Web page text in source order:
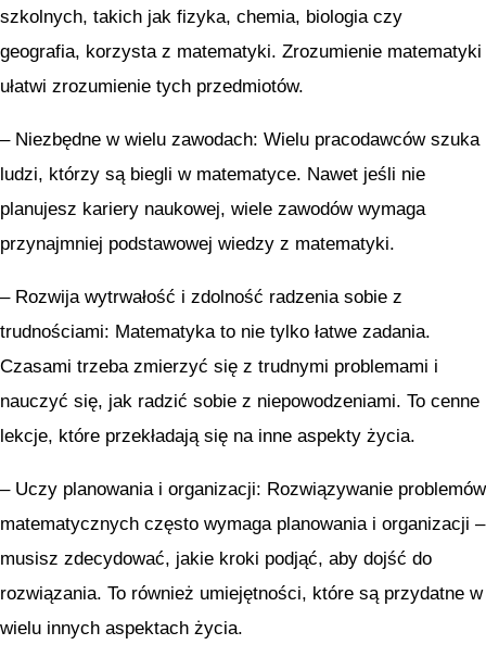
szkolnych, takich jak fizyka, chemia, biologia czy
geografia, korzysta z matematyki. Zrozumienie matematyki
ułatwi zrozumienie tych przedmiotów.
– Niezbędne w wielu zawodach: Wielu pracodawców szuka
ludzi, którzy są biegli w matematyce. Nawet jeśli nie
planujesz kariery naukowej, wiele zawodów wymaga
przynajmniej podstawowej wiedzy z matematyki.
– Rozwija wytrwałość i zdolność radzenia sobie z
trudnościami: Matematyka to nie tylko łatwe zadania.
Czasami trzeba zmierzyć się z trudnymi problemami i
nauczyć się, jak radzić sobie z niepowodzeniami. To cenne
lekcje, które przekładają się na inne aspekty życia.
– Uczy planowania i organizacji: Rozwiązywanie problemów
matematycznych często wymaga planowania i organizacji –
musisz zdecydować, jakie kroki podjąć, aby dojść do
rozwiązania. To również umiejętności, które są przydatne w
wielu innych aspektach życia.